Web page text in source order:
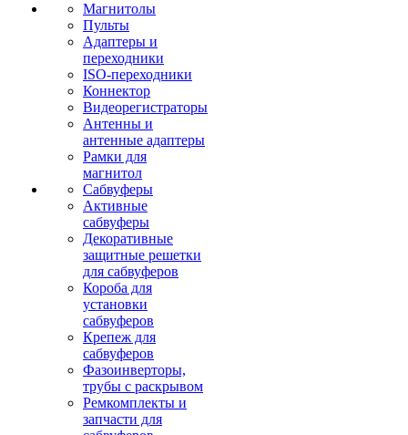
Магнитолы
Пульты
Адаптеры и
переходники
ISO-переходники
Коннектор
Видеорегистраторы
Антенны и
антенные адаптеры
Рамки для
магнитол
Сабвуферы
Активные
сабвуферы
Декоративные
защитные решетки
для сабвуферов
Короба для
установки
сабвуферов
Крепеж для
сабвуферов
Фазоинверторы,
трубы с раскрывом
Ремкомплекты и
запчасти для